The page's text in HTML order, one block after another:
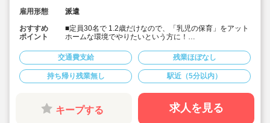
雇用形態
派遣
おすすめ
ポイント
■定員30名で 1.2歳だけなので、「乳児の保育」をアット
ホームな環境でやりたいという方に！
■19時までの遅番のポジションで、開始時間の相談が可
能です！
■時給1,800円＋交通費支給！
■本園ではキララサポートからの派遣保育士の方が就業中
交通費支給 残業ほぼなし
持ち帰り残業無し 駅近（5分以内）
キープする 求人を見る